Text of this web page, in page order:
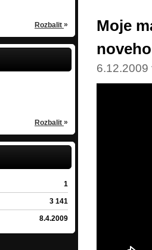
Rozbalit »
Rozbalit »
1
3 141
8.4.2009
Moje
6.12.2009